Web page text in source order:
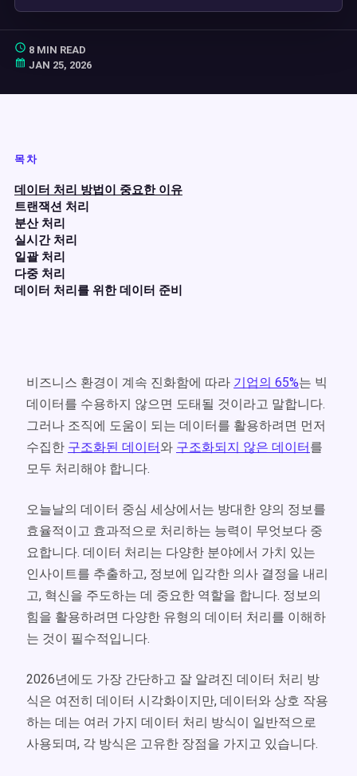
8 MIN READ
JAN 25, 2026
목차
데이터 처리 방법이 중요한 이유
트랜잭션 처리
분산 처리
실시간 처리
일괄 처리
다중 처리
데이터 처리를 위한 데이터 준비
비즈니스 환경이 계속 진화함에 따라 기업의 65%는 빅
데이터를 수용하지 않으면 도태될 것이라고 말합니다.
그러나 조직에 도움이 되는 데이터를 활용하려면 먼저
수집한 구조화된 데이터와 구조화되지 않은 데이터를
모두 처리해야 합니다.
오늘날의 데이터 중심 세상에서는 방대한 양의 정보를
효율적이고 효과적으로 처리하는 능력이 무엇보다 중
요합니다. 데이터 처리는 다양한 분야에서 가치 있는
인사이트를 추출하고, 정보에 입각한 의사 결정을 내리
고, 혁신을 주도하는 데 중요한 역할을 합니다. 정보의
힘을 활용하려면 다양한 유형의 데이터 처리를 이해하
는 것이 필수적입니다.
2026년에도 가장 간단하고 잘 알려진 데이터 처리 방
식은 여전히 데이터 시각화이지만, 데이터와 상호 작용
하는 데는 여러 가지 데이터 처리 방식이 일반적으로
사용되며, 각 방식은 고유한 장점을 가지고 있습니다.